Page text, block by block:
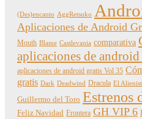
(Des)encanto AggRetsuko
Aplicaciones de Android
Mouth Blame Castlevania comparativa
aplicaciones de
aplicaciones de android gratis Vol 35
gratis Dark Deadwind Dracula El
Guillermo del Toro Estrenos
Feliz Navidad Frontera GH VIP 6